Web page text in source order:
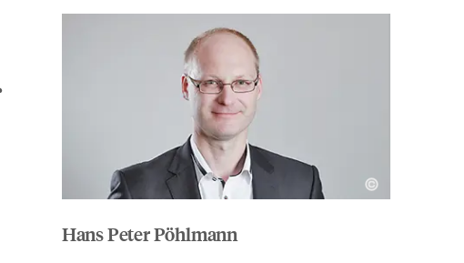
Hans Peter Pöhlmann